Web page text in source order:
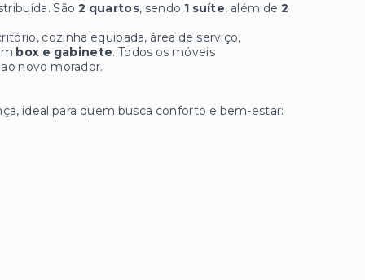
São 2 quartos, sendo 1 suíte, além de 2
cozinha equipada, área de serviço,
box e gabinete. Todos os móveis
novo morador.
ideal para quem busca conforto e bem-estar: